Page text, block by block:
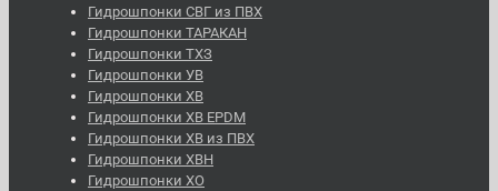
Гидрошпонки СВГ из ПВХ
Гидрошпонки ТАРАКАН
Гидрошпонки ТХЗ
Гидрошпонки УВ
Гидрошпонки ХВ
Гидрошпонки ХВ EPDM
Гидрошпонки ХВ из ПВХ
Гидрошпонки ХВН
Гидрошпонки ХО